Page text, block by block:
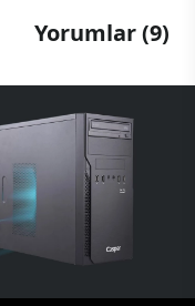
Yorumlar (9)